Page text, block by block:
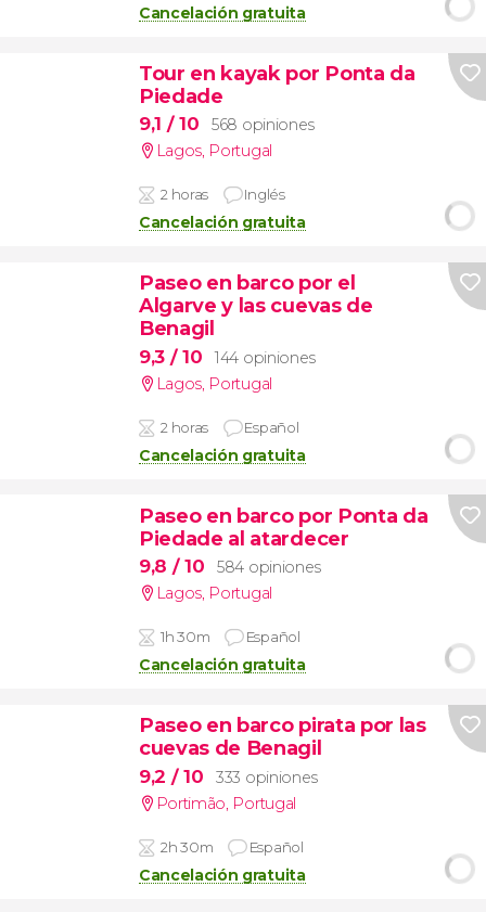
Cancelación gratuita
Tour en kayak por Ponta da
Piedade
9,1 / 10
568 opiniones
Lagos, Portugal
2 horas Inglés
Cancelación gratuita
Paseo en barco por el
Algarve y las cuevas de
Benagil
9,3 / 10
144 opiniones
Lagos, Portugal
2 horas Español
Cancelación gratuita
Paseo en barco por Ponta da
Piedade al atardecer
9,8 / 10
584 opiniones
Lagos, Portugal
1h 30m Español
Cancelación gratuita
Paseo en barco pirata por las
cuevas de Benagil
9,2 / 10
333 opiniones
Portimão, Portugal
2h 30m Español
Cancelación gratuita